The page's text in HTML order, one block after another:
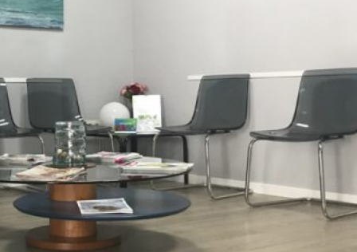
Clínica El Mar presta sus servicios médicos desde
1988 y estamos acreditados por la Conselleria de
Sanidad.